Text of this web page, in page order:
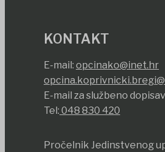
KONTAKT
E-mail: opcinako@inet.hr
E-mail za službeno
Tel: 048 830 420
Pročelnik Jedinstvenog